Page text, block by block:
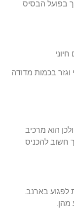
בפועל הבסיס
בכמות מדודה
הוא מרכיב
חשוב להכניס
לפגוע בארנב.
מהן.